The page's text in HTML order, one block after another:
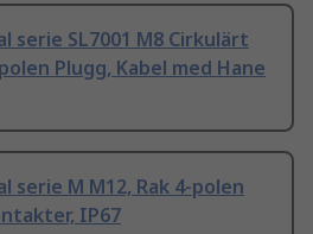
serie SL7001 M8 Cirkulärt
Plugg, Kabel med Hane
serie M M12, Rak 4-polen
IP67